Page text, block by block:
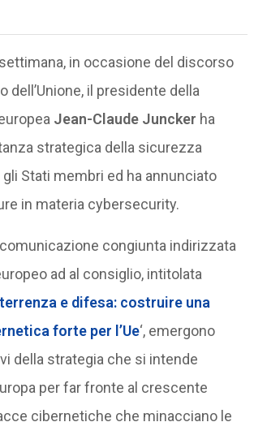
in occasione del discorso
dell’Unione, il presidente della
Jean-Claude Juncker ha
strategica della sicurezza
Stati membri ed ha annunciato
in materia cybersecurity.
congiunta indirizzata
ad al consiglio, intitolata
e difesa: costruire una
forte per l’Ue‘, emergono
della strategia che si intende
per far fronte al crescente
cibernetiche che minacciano le